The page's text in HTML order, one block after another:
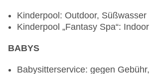
Kinderpool: Outdoor, Süßwasser
Kinderpool „Fantasy Spa“: Indoor
BABYS
Babysitterservice: gegen